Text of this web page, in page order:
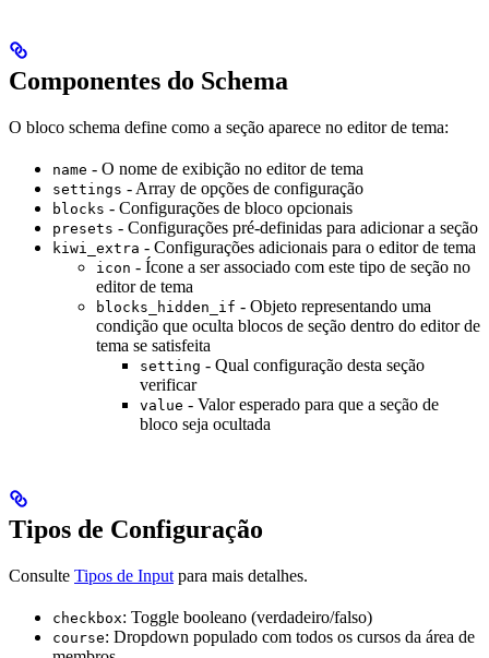
Componentes do Schema
O bloco schema define como a seção aparece no editor de tema:
name - O nome de exibição no editor de tema
settings - Array de opções de configuração
blocks - Configurações de bloco opcionais
presets - Configurações pré-definidas para adicionar a seção
kiwi_extra - Configurações adicionais para o editor de tema
icon - Ícone a ser associado com este tipo de seção no
editor de tema
blocks_hidden_if - Objeto representando uma
condição que oculta blocos de seção dentro do editor de
tema se satisfeita
setting - Qual configuração desta seção
verificar
value - Valor esperado para que a seção de
bloco seja ocultada
Tipos de Configuração
Consulte Tipos de Input para mais detalhes.
checkbox: Toggle booleano (verdadeiro/falso)
course: Dropdown populado com todos os cursos da área de